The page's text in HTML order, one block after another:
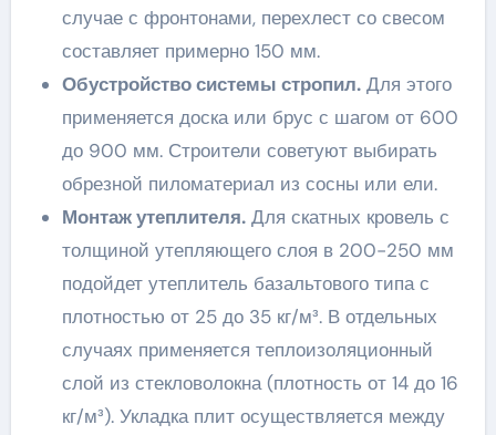
случае с фронтонами, перехлест со свесом
составляет примерно 150 мм.
Обустройство системы стропил.Для этого
применяется доска или брус с шагом от 600
до 900 мм. Строители советуют выбирать
обрезной пиломатериал из сосны или ели.
Монтаж утеплителя.Для скатных кровель с
толщиной утепляющего слоя в 200-250 мм
подойдет утеплитель базальтового типа с
плотностью от 25 до 35 кг/м³. В отдельных
случаях применяется теплоизоляционный
слой из стекловолокна (плотность от 14 до 16
кг/м³). Укладка плит осуществляется между